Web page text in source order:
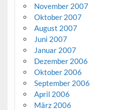
November 2007
Oktober 2007
August 2007
Juni 2007
Januar 2007
Dezember 2006
Oktober 2006
September 2006
April 2006
März 2006